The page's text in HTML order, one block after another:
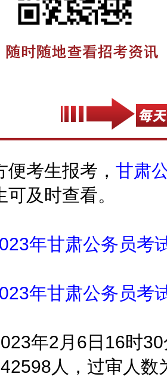
便考生报考， 甘肃
及时查看。
年甘肃公务员考
年甘肃公务员考
年2月6日16时
人，过审人